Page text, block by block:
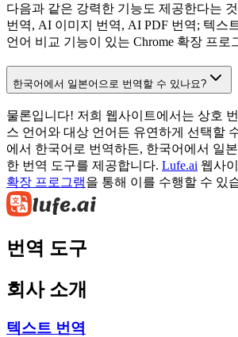
다음과 같은 강력한 기능도 제공한다는
번역, AI 이미지 번역, AI PDF 번역; 텍스
언어 비교 기능이 있는 Chrome 확장 프로
한국어에서 일본어으로 번역할 수 있나요?
물론입니다! 저희 웹사이트에서는 상호
스 언어와 대상 언어든 유연하게 선택할
에서 한국어로 번역하든, 한국어에서 일
한 번역 도구를 제공합니다. Lufe.ai 웹사
확장 프로그램을 통해 이를 수행할 수 있
번역 도구
회사 소개
텍스트 번역